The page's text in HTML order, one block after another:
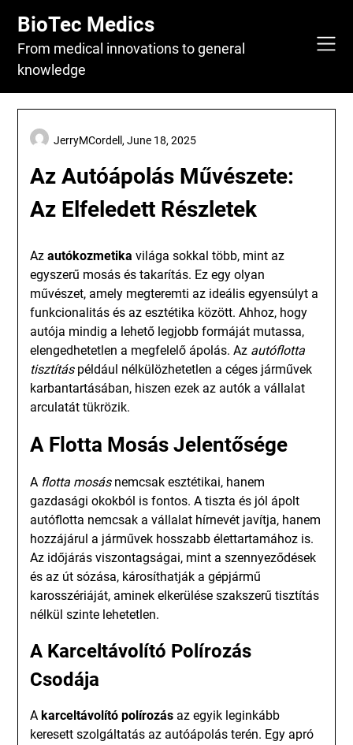
content
BioTec Medics
From medical innovations to general
knowledge
Az Autóápolás Művészete:
Az Elfeledett Részletek
JerryMCordell,June 18, 2025
Azautókozmetika világa sokkal több, mint az
egyszerű mosás és takarítás. Ez egy olyan
művészet, amely megteremti az ideális egyensúlyt a
funkcionalitás és az esztétika között. Ahhoz, hogy
autója mindig a lehető legjobb formáját mutassa,
elengedhetetlen a megfelelő ápolás. Az autóflotta
tisztításpéldául nélkülözhetetlen a céges járművek
karbantartásában, hiszen ezek az autók a vállalat
arculatát tükrözik.
A Flotta Mosás Jelentősége
A flotta mosásnemcsak esztétikai, hanem
gazdasági okokból is fontos. A tiszta és jól ápolt
autóflotta nemcsak a vállalat hírnevét javítja, hanem
hozzájárul a járművek hosszabb élettartamához is.
Az időjárás viszontagságai, mint a szennyeződések
és az út sózása, károsíthatják a gépjármű
karosszériáját, aminek elkerülése szakszerű tisztítás
nélkül szinte lehetetlen.
A Karceltávolító Polírozás
Csodája
Akarceltávolító polírozás az egyik leginkább
keresett szolgáltatás az autóápolás terén. Egy apró